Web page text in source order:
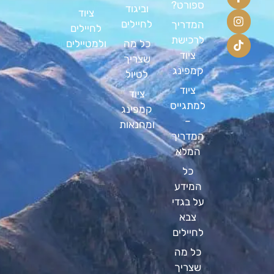
ספורט?
המדריך
לרכישת
ציוד
קמפינג
ציוד
למתגייס
המדריך
המלא
המידע
על בגדי
לחיילים
כל מה
שצריך
וביגוד
לחיילים
כל מה
שצריך
לטיול
ציוד
קמפינג
ומחנאות
לחיילים
ולמטיילים